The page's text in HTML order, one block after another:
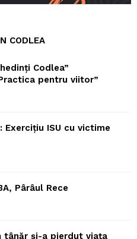
CODLEA
Codlea”
pentru viitor”
ISU cu victime
Pârâul Rece
tânăr și-a pierdut viața